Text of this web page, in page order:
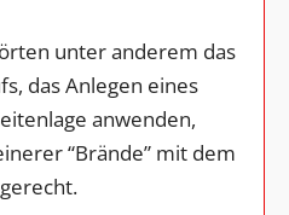
unter anderem das
das Anlegen eines
anwenden,
“Brände” mit dem